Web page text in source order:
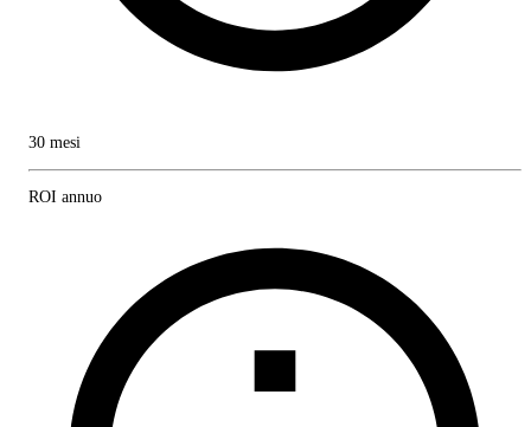
30 mesi
ROI annuo